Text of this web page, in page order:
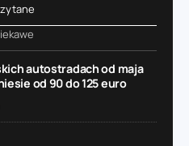
autostradach od maja
od 90 do 125 euro